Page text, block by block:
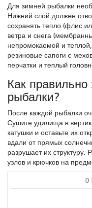
Для зимней рыбалки
Нижний слой должен
сохранять тепло (флис
ветра и снега
непромокаемой и
резиновые сапоги с
перчатки и теплый
Как правильно
рыбалки?
После каждой рыбалки
Сушите удилища в
катушки и оставьте их
вдали от прямых
разрушает их структуру.
узлов и крючков на
0